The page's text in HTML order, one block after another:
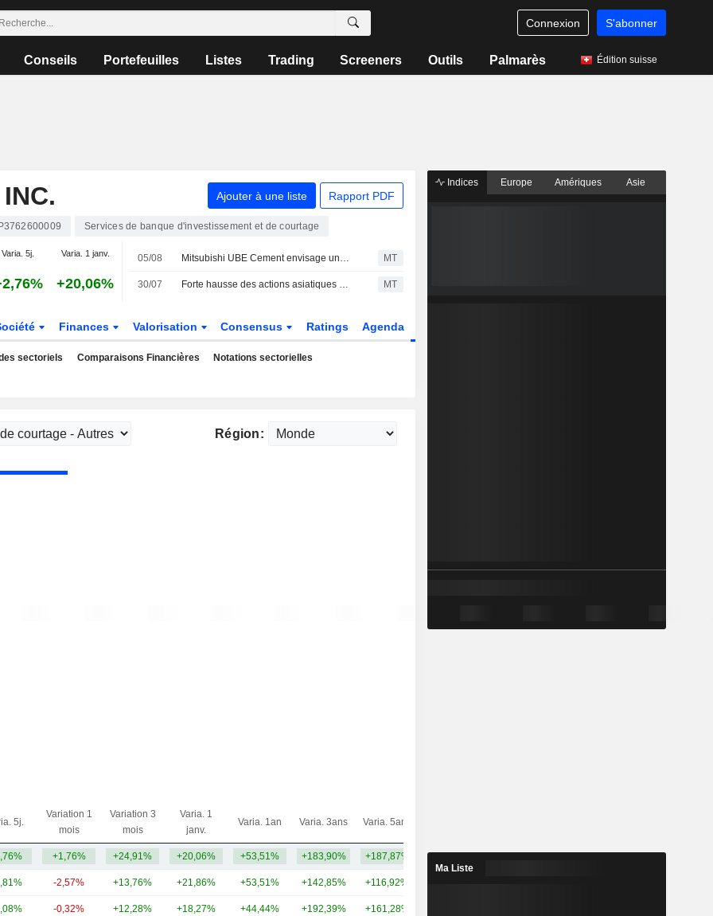
Connexion S'abonner
Conseils Portefeuilles Listes Trading Screeners Outils Palmarès Édition suisse
Ajouter à une liste Rapport PDF
Services de banque d'investissement et de courtage
Varia. 5j. Varia. 1 janv.
+20,06%
05/08 Mitsubishi UBE Cement envisage une introduction en bourse à Tokyo d'ici décembre MT
30/07 Forte hausse des actions asiatiques cotées aux États-Unis sous forme d'ADR lors de la séance de jeudi MT
Finances Valorisation Consensus Ratings Agenda
sectoriels Comparaisons Financières Notations sectorielles
Région:
5j.
Variation 1
mois
Variation 3
mois
Varia. 1
janv.
Varia. 1an Varia. 3ans Varia. 5ans
+1,76% +24,91% +20,06% +53,51% +183,90% +187,87% +249,91%
-2,57% +13,76% +21,86% +53,51% +142,85% +116,92%
-0,32% +12,28% +18,27% +44,44% +192,39% +161,28%
Indices Europe Amériques Asie
Ma Liste